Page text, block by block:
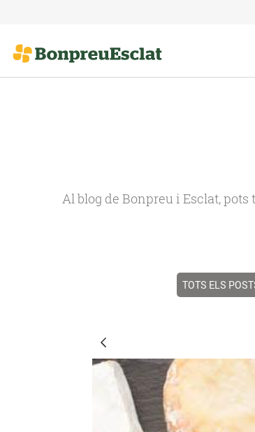
Al blog de Bonpreu i Esclat,
TOTS ELS